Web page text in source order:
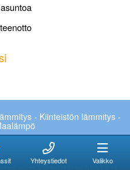
Yhteystiedot Valikko
- Kiinteistön lämmitys -
voimme
voimme